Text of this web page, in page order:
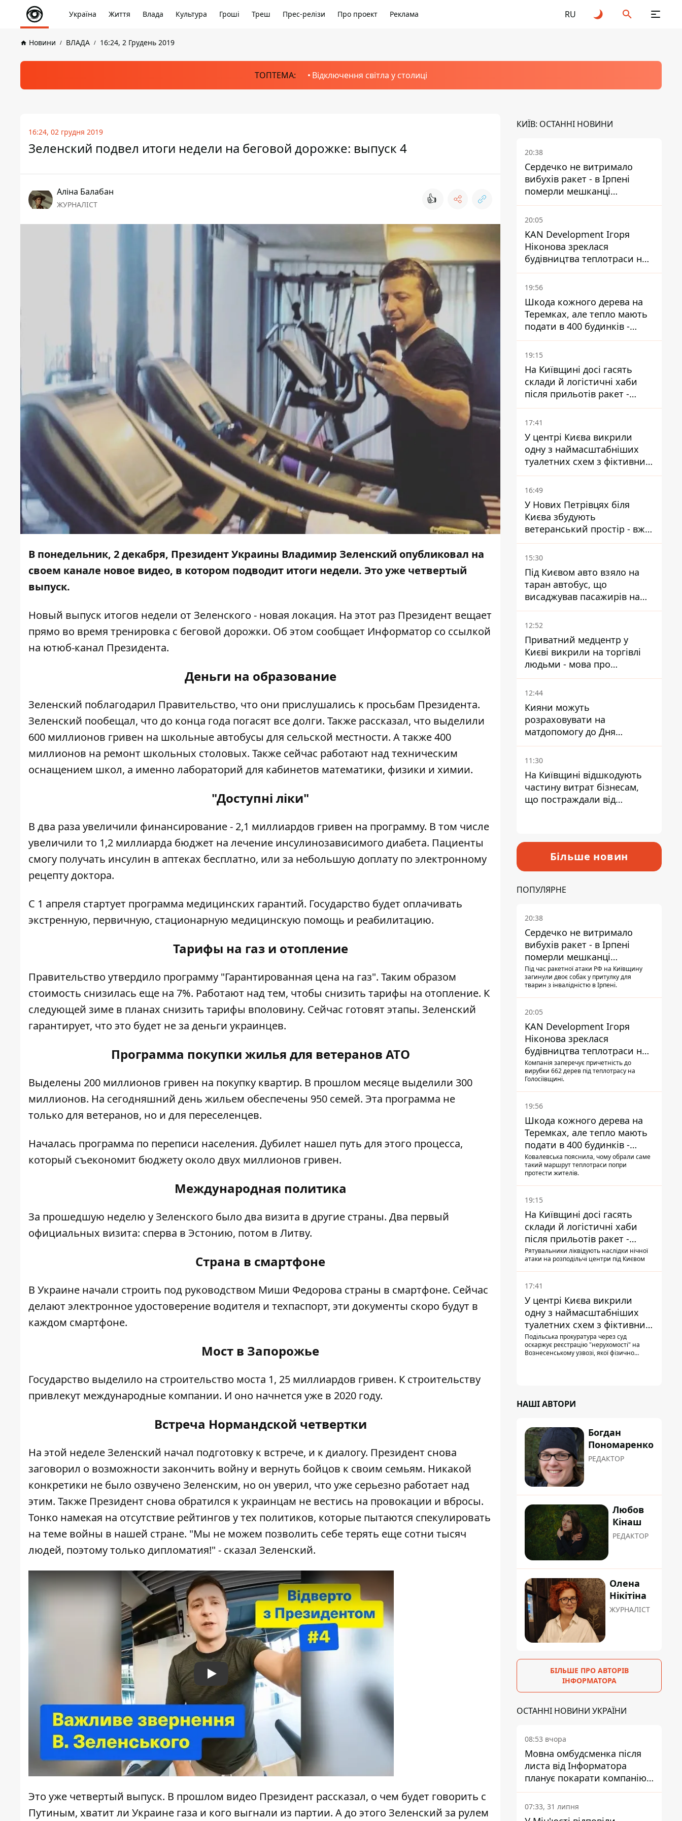
Україна Життя Влада Культура Гроші Треш Прес-релізи Про проект Реклама RU
Новини ВЛАДА 16:24, 2 Грудень 2019
ТОПТЕМА: Відключення світла у столиці
16:24, 02 грудня 2019
Зеленский подвел итоги недели на беговой дорожке: выпуск 4
Аліна Балабан
ЖУРНАЛІСТ 👍
В понедельник, 2 декабря, Президент Украины Владимир Зеленский опубликовал на
своем канале новое видео, в котором подводит итоги недели. Это уже четвертый
выпуск.
Новый выпуск итогов недели от Зеленского - новая локация. На этот раз Президент вещает
прямо во время тренировка с беговой дорожки. Об этом сообщает Информатор со ссылкой
на ютюб-канал Президента.
Деньги на образование
Зеленский поблагодарил Правительство, что они прислушались к просьбам Президента.
Зеленский пообещал, что до конца года погасят все долги. Также рассказал, что выделили
600 миллионов гривен на школьные автобусы для сельской местности. А также 400
миллионов на ремонт школьных столовых. Также сейчас работают над техническим
оснащением школ, а именно лабораторий для кабинетов математики, физики и химии.
"Доступні ліки"
В два раза увеличили финансирование - 2,1 миллиардов гривен на программу. В том числе
увеличили то 1,2 миллиарда бюджет на лечение инсулинозависимого диабета. Пациенты
смогу получать инсулин в аптеках бесплатно, или за небольшую доплату по электронному
рецепту доктора.
С 1 апреля стартует программа медицинских гарантий. Государство будет оплачивать
экстренную, первичную, стационарную медицинскую помощь и реабилитацию.
Тарифы на газ и отопление
Правительство утвердило программу "Гарантированная цена на газ". Таким образом
стоимость снизилась еще на 7%. Работают над тем, чтобы снизить тарифы на отопление. К
следующей зиме в планах снизить тарифы вполовину. Сейчас готовят этапы. Зеленский
гарантирует, что это будет не за деньги украинцев.
Программа покупки жилья для ветеранов АТО
Выделены 200 миллионов гривен на покупку квартир. В прошлом месяце выделили 300
миллионов. На сегодняшний день жильем обеспечены 950 семей. Эта программа не
только для ветеранов, но и для переселенцев.
Началась программа по переписи населения. Дубилет нашел путь для этого процесса,
который съекономит бюджету около двух миллионов гривен.
Международная политика
За прошедшую неделю у Зеленского было два визита в другие страны. Два первый
официальных визита: сперва в Эстонию, потом в Литву.
Страна в смартфоне
В Украине начали строить под руководством Миши Федорова страны в смартфоне. Сейчас
делают электронное удостоверение водителя и техпаспорт, эти документы скоро будут в
каждом смартфоне.
Мост в Запорожье
Государство выделило на строительство моста 1, 25 миллиардов гривен. К строительству
привлекут международные компании. И оно начнется уже в 2020 году.
Встреча Нормандской четвертки
На этой неделе Зеленский начал подготовку к встрече, и к диалогу. Президент снова
заговорил о возможности закончить войну и вернуть бойцов к своим семьям. Никакой
конкретики не было озвучено Зеленским, но он уверил, что уже серьезно работает над
этим. Также Президент снова обратился к украинцам не вестись на провокации и вбросы.
Тонко намекая на отсутствие рейтингов у тех политиков, которые пытаются спекулировать
на теме войны в нашей стране. "Мы не можем позволить себе терять еще сотни тысяч
людей, поэтому только дипломатия!" - сказал Зеленский.
Play
Это уже четвертый выпуск. В прошлом видео Президент рассказал, о чем будет говорить с
Путиным, хватит ли Украине газа и кого выгнали из партии. А до этого Зеленский за рулем
КИЇВ: ОСТАННІ НОВИНИ
20:38
Сердечко не витримало
вибухів ракет - в Ірпені
померли мешканці
притулку для собак з
інвалідністю
20:05
KAN Development Ігоря
Ніконова зреклася
будівництва теплотраси на
Теремках
19:56
Шкода кожного дерева на
Теремках, але тепло мають
подати в 400 будинків -
депутатка Київради
19:15
На Київщині досі гасять
склади й логістичні хаби
після прильотів ракет -
ДСНС
17:41
У центрі Києва викрили
одну з наймасштабніших
туалетних схем з фіктивним
будинком
16:49
У Нових Петрівцях біля
Києва збудують
ветеранський простір - вже
знайшли проєктанта
15:30
Під Києвом авто взяло на
таран автобус, що
висаджував пасажирів на
зупинці - пасажирка в
лікарні
12:52
Приватний медцентр у
Києві викрили на торгівлі
людьми - мова про
сурогатне материнство
12:44
Кияни можуть
розраховувати на
матдопомогу до Дня
незалежності - кому її
дадуть
11:30
На Київщині відшкодують
частину витрат бізнесам,
що постраждали від
Більше новин
ПОПУЛЯРНЕ
20:38
Сердечко не витримало
вибухів ракет - в Ірпені
померли мешканці
притулку для собак з
інвалідністю
Під час ракетної атаки РФ на Київщину
загинули двоє собак у притулку для
тварин з інвалідністю в Ірпені.
20:05
KAN Development Ігоря
Ніконова зреклася
будівництва теплотраси на
Теремках
Компанія заперечує причетність до
вирубки 662 дерев під теплотрасу на
Голосіївщині.
19:56
Шкода кожного дерева на
Теремках, але тепло мають
подати в 400 будинків -
депутатка Київради
Ковалевська пояснила, чому обрали саме
такий маршрут теплотраси попри
протести жителів.
19:15
На Київщині досі гасять
склади й логістичні хаби
після прильотів ракет -
ДСНС
Рятувальники ліквідують наслідки нічної
атаки на розподільчі центри під Києвом
17:41
У центрі Києва викрили
одну з наймасштабніших
туалетних схем з фіктивним
будинком
Подільська прокуратура через суд
оскаржує реєстрацію "нерухомості" на
Вознесенському узвозі, якої фізично
НАШІ АВТОРИ
Богдан
Пономаренко
РЕДАКТОР
Любов
Кінаш
РЕДАКТОР
Олена
Нікітіна
ЖУРНАЛІСТ
БІЛЬШЕ ПРО АВТОРІВ
ІНФОРМАТОРА
ОСТАННІ НОВИНИ УКРАЇНИ
08:53 вчора
Мовна омбудсменка після
листа від Інформатора
планує покарати компанію-
підрядника ПриватБанку
07:33, 31 липня